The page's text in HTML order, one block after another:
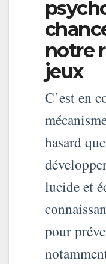
notre
jeux
C’est en
hasard
lucide et
pour